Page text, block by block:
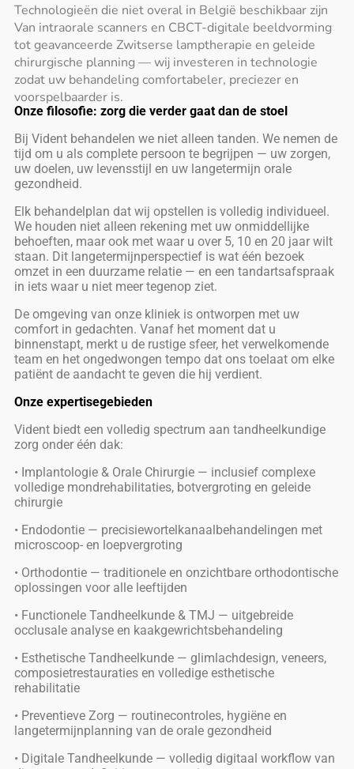
Technologieën die niet overal in België beschikbaar zijn
Van intraorale scanners en CBCT-digitale beeldvorming
tot geavanceerde Zwitserse lamptherapie en geleide
chirurgische planning — wij investeren in technologie
zodat uw behandeling comfortabeler, preciezer en
voorspelbaarder is.
Onze filosofie: zorg die verder gaat dan de stoel
Bij Vident behandelen we niet alleen tanden. We nemen de
tijd om u als complete persoon te begrijpen — uw zorgen,
uw doelen, uw levensstijl en uw langetermijn orale
gezondheid.
Elk behandelplan dat wij opstellen is volledig individueel.
We houden niet alleen rekening met uw onmiddellijke
behoeften, maar ook met waar u over 5, 10 en 20 jaar wilt
staan. Dit langetermijnperspectief is wat één bezoek
omzet in een duurzame relatie — en een tandartsafspraak
in iets waar u niet meer tegenop ziet.
De omgeving van onze kliniek is ontworpen met uw
comfort in gedachten. Vanaf het moment dat u
binnenstapt, merkt u de rustige sfeer, het verwelkomende
team en het ongedwongen tempo dat ons toelaat om elke
patiënt de aandacht te geven die hij verdient.
Onze expertisegebieden
Vident biedt een volledig spectrum aan tandheelkundige
zorg onder één dak:
• Implantologie & Orale Chirurgie — inclusief complexe
volledige mondrehabilitaties, botvergroting en geleide
chirurgie
• Endodontie — precisiewortelkanaalbehandelingen met
microscoop- en loepvergroting
• Orthodontie — traditionele en onzichtbare orthodontische
oplossingen voor alle leeftijden
• Functionele Tandheelkunde & TMJ — uitgebreide
occlusale analyse en kaakgewrichtsbehandeling
• Esthetische Tandheelkunde — glimlachdesign, veneers,
composietrestauraties en volledige esthetische
rehabilitatie
• Preventieve Zorg — routinecontroles, hygiëne en
langetermijnplanning van de orale gezondheid
• Digitale Tandheelkunde — volledig digitaal workflow van